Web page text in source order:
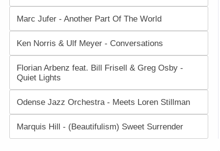
Marc Jufer - Another Part Of The World
Ken Norris & Ulf Meyer - Conversations
Florian Arbenz feat. Bill Frisell & Greg Osby -
Quiet Lights
Odense Jazz Orchestra - Meets Loren Stillman
Marquis Hill - (Beautifulism) Sweet Surrender